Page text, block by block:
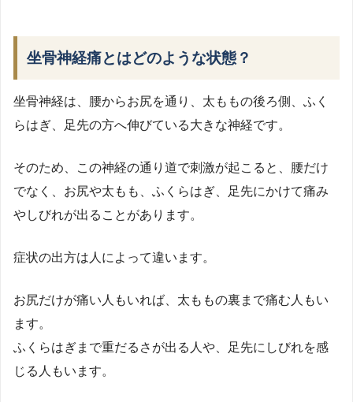
坐骨神経痛とはどのような状態？
坐骨神経は、腰からお尻を通り、太ももの後ろ側、ふく
らはぎ、足先の方へ伸びている大きな神経です。
そのため、この神経の通り道で刺激が起こると、腰だけ
でなく、お尻や太もも、ふくらはぎ、足先にかけて痛み
やしびれが出ることがあります。
症状の出方は人によって違います。
お尻だけが痛い人もいれば、太ももの裏まで痛む人もい
ます。
ふくらはぎまで重だるさが出る人や、足先にしびれを感
じる人もいます。